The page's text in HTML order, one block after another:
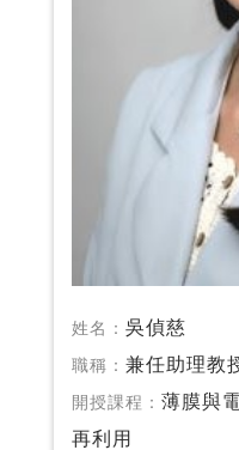
姓名： 吳偵慈
職稱： 兼任助理教
開授課程： 薄膜與
再利用